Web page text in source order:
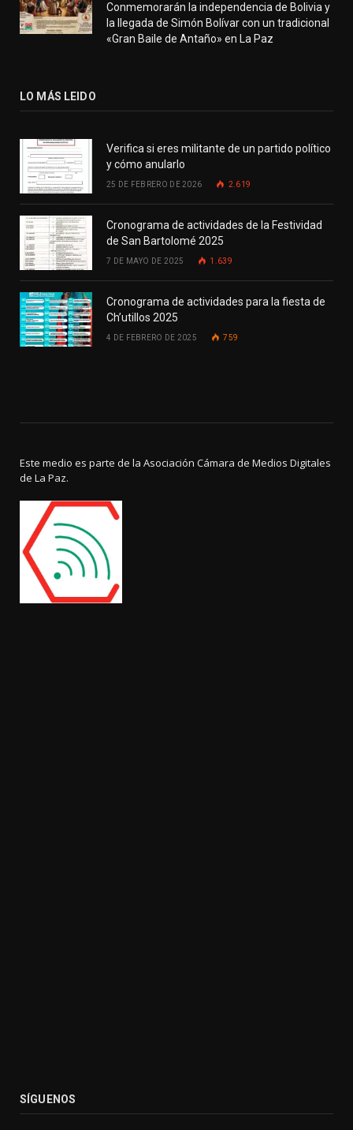
Conmemorarán la independencia de Bolivia y
la llegada de Simón Bolívar con un tradicional
«Gran Baile de Antaño» en La Paz
LO MÁS LEIDO
Verifica si eres militante de un partido político
y cómo anularlo
25 DE FEBRERO DE 2026 2.619
Cronograma de actividades de la Festividad
de San Bartolomé 2025
7 DE MAYO DE 2025 1.639
Cronograma de actividades para la fiesta de
Ch’utillos 2025
4 DE FEBRERO DE 2025 759
Este medio es parte de la Asociación Cámara de Medios Digitales
de La Paz.
SÍGUENOS